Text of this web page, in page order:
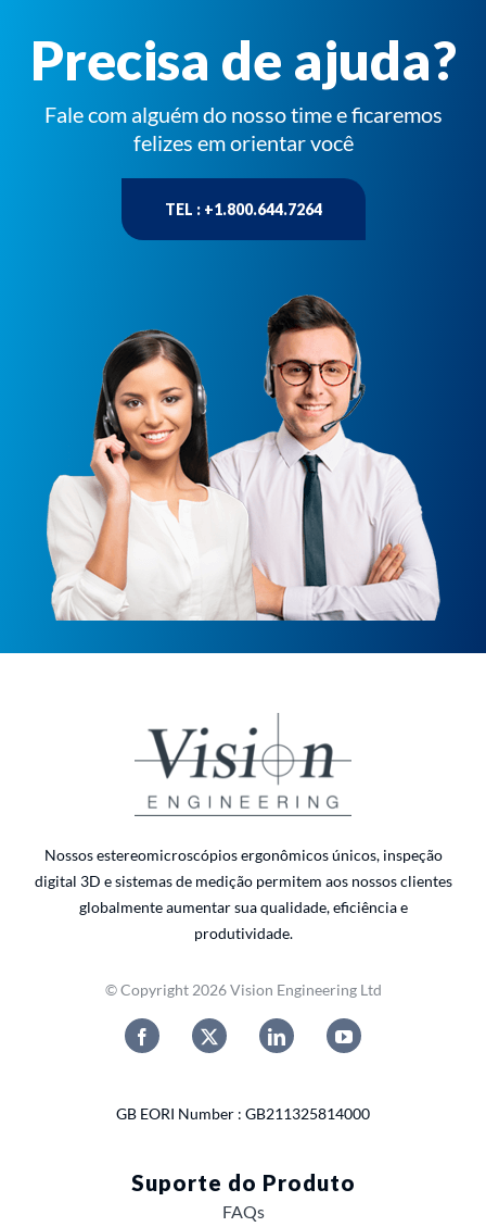
Precisa de ajuda?
Fale com alguém do nosso time e ficaremos
felizes em orientar você
TEL : +1.800.644.7264
Nossos estereomicroscópios ergonômicos únicos, inspeção
digital 3D e sistemas de medição permitem aos nossos clientes
globalmente aumentar sua qualidade, eficiência e
produtividade.
© Copyright 2026 Vision Engineering Ltd
GB EORI Number : GB211325814000
Suporte do Produto
FAQs